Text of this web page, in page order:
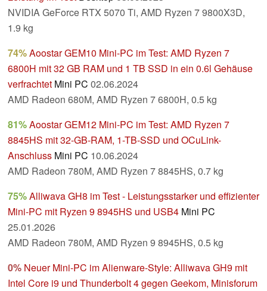
NVIDIA GeForce RTX 5070 Ti, AMD Ryzen 7 9800X3D,
1.9 kg
74%Aoostar GEM10 Mini-PC im Test: AMD Ryzen 7
6800H mit 32 GB RAM und 1 TB SSD in ein 0.6l Gehäuse
verfrachtet Mini PC 02.06.2024
AMD Radeon 680M, AMD Ryzen 7 6800H, 0.5 kg
81%Aoostar GEM12 Mini-PC im Test: AMD Ryzen 7
8845HS mit 32-GB-RAM, 1-TB-SSD und OCuLink-
Anschluss Mini PC 10.06.2024
AMD Radeon 780M, AMD Ryzen 7 8845HS, 0.7 kg
75%Alliwava GH8 im Test - Leistungsstarker und effizienter
Mini-PC mit Ryzen 9 8945HS und USB4 Mini PC
25.01.2026
AMD Radeon 780M, AMD Ryzen 9 8945HS, 0.5 kg
0% Neuer Mini-PC im Alienware-Style: Alliwava GH9 mit
Intel Core i9 und Thunderbolt 4 gegen Geekom, Minisforum